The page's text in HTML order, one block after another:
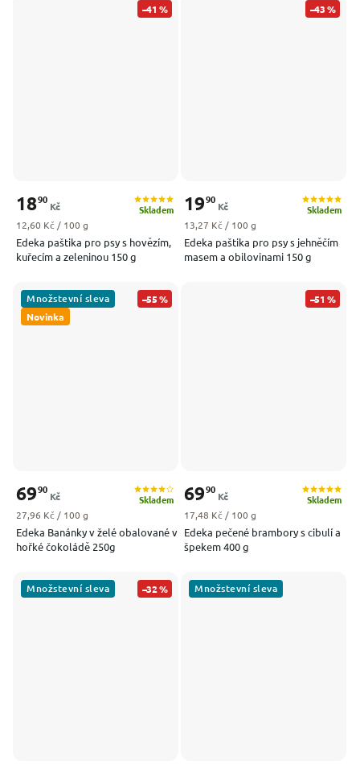
–41 %
Edeka paštika pro psy s hovězím,
kuřecím a zeleninou 150 g
Skladem
1890
Kč
Měrná cena:
12,60 Kč / 100 g
–43 %
Edeka paštika pro psy s jehněčím
masem a obilovinami 150 g
Skladem
1990
Kč
Měrná cena:
13,27 Kč / 100 g
Novinka
Množstevní sleva –55 %
Edeka Banánky v želé obalované v
hořké čokoládě 250g
Skladem
6990
Kč
Měrná cena:
27,96 Kč / 100 g
–51 %
Edeka pečené brambory s cibulí a
špekem 400 g
Skladem
6990
Kč
Měrná cena:
17,48 Kč / 100 g
Množstevní sleva –32 % Množstevní sleva